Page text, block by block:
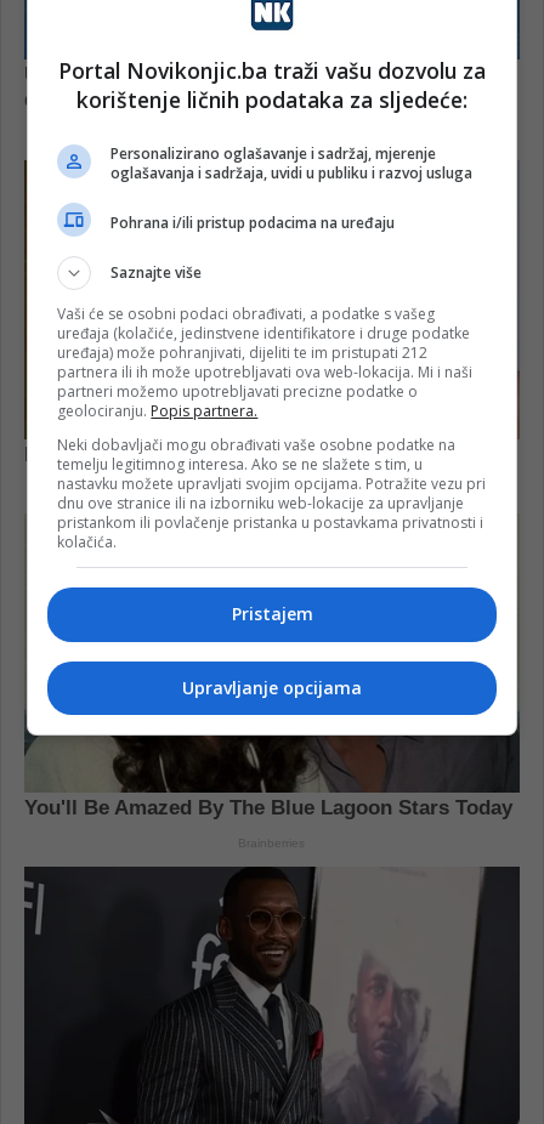
Portal Novikonjic.ba traži vašu dozvolu za
korištenje ličnih podataka za sljedeće:
Personalizirano oglašavanje i sadržaj, mjerenje
oglašavanja i sadržaja, uvidi u publiku i razvoj usluga
Pohrana i/ili pristup podacima na uređaju
Saznajte više
Vaši će se osobni podaci obrađivati, a podatke s vašeg
uređaja (kolačiće, jedinstvene identifikatore i druge podatke
uređaja) može pohranjivati, dijeliti te im pristupati 212
partnera ili ih može upotrebljavati ova web-lokacija. Mi i naši
partneri možemo upotrebljavati precizne podatke o
geolociranju. Popis partnera.
Neki dobavljači mogu obrađivati vaše osobne podatke na
temelju legitimnog interesa. Ako se ne slažete s tim, u
nastavku možete upravljati svojim opcijama. Potražite vezu pri
dnu ove stranice ili na izborniku web-lokacije za upravljanje
pristankom ili povlačenje pristanka u postavkama privatnosti i
kolačića.
Pristajem
Upravljanje opcijama